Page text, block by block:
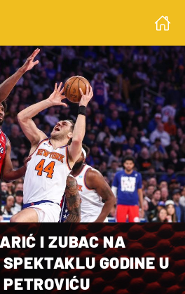
I ZUBAC NA
GODINE U